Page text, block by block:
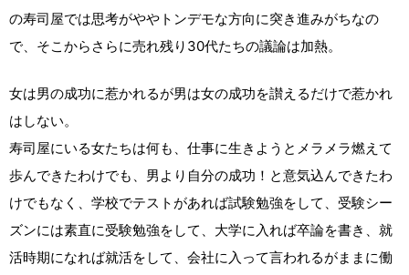
の寿司屋では思考がややトンデモな方向に突き進みがちなの
で、そこからさらに売れ残り30代たちの議論は加熱。
女は男の成功に惹かれるが男は女の成功を讃えるだけで惹かれ
はしない。
寿司屋にいる女たちは何も、仕事に生きようとメラメラ燃えて
歩んできたわけでも、男より自分の成功！と意気込んできたわ
けでもなく、学校でテストがあれば試験勉強をして、受験シー
ズンには素直に受験勉強をして、大学に入れば卒論を書き、就
活時期になれば就活をして、会社に入って言われるがままに働